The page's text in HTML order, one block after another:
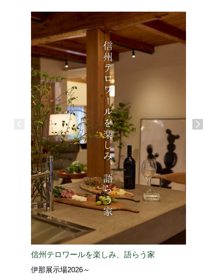
信州テロワールを楽しみ、語らう家
伊那展示場2026～